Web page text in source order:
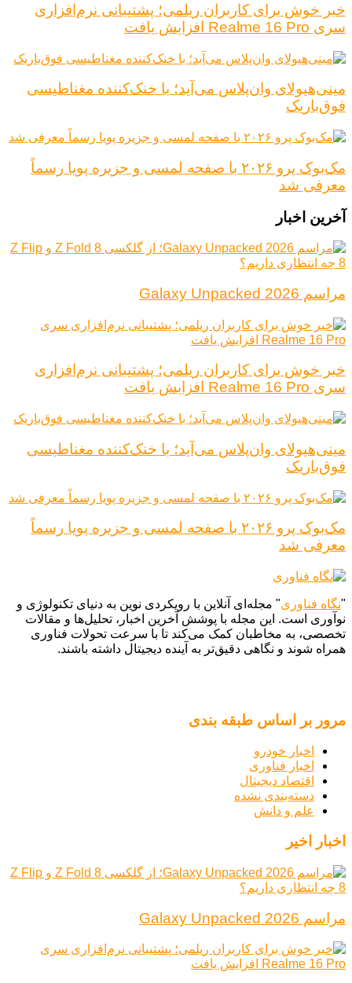
خبر خوش برای کاربران ریلمی؛ پشتیبانی نرم‌افزاری
سری Realme 16 Pro افزایش یافت
مینی‌هیولای وان‌پلاس می‌آید؛ با خنک‌کننده مغناطیسی
فوق‌باریک
مک‌بوک پرو ۲۰۲۶ با صفحه لمسی و جزیره پویا رسماً
معرفی شد
آخرین اخبار
مراسم Galaxy Unpacked 2026
خبر خوش برای کاربران ریلمی؛ پشتیبانی نرم‌افزاری
سری Realme 16 Pro افزایش یافت
مینی‌هیولای وان‌پلاس می‌آید؛ با خنک‌کننده مغناطیسی
فوق‌باریک
مک‌بوک پرو ۲۰۲۶ با صفحه لمسی و جزیره پویا رسماً
معرفی شد
"نگاه فناوری" مجله‌ای آنلاین با رویکردی نوین به دنیای تکنولوژی و
نوآوری است. این مجله با پوشش آخرین اخبار، تحلیل‌ها و مقالات
تخصصی، به مخاطبان کمک می‌کند تا با سرعت تحولات فناوری
همراه شوند و نگاهی دقیق‌تر به آینده دیجیتال داشته باشند.
مرور بر اساس طبقه بندی
اخبار خودرو
اخبار فناوری
اقتصاد دیجیتال
دسته‌بندی نشده
علم و دانش
اخبار اخیر
مراسم Galaxy Unpacked 2026